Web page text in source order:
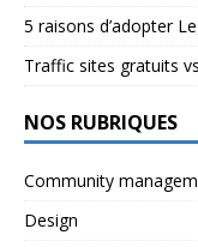
5 raisons d’adopter
Traffic sites gratuits
NOS RUBRIQUES
Community
Design